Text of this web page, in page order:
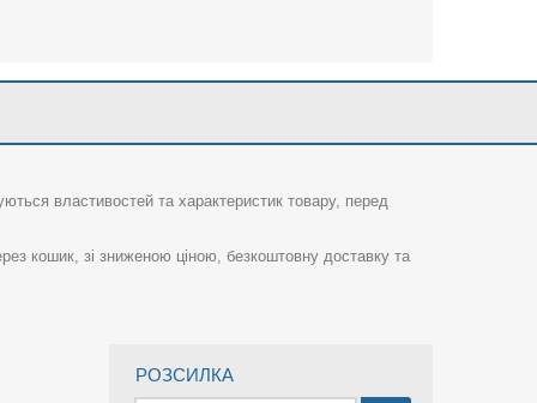
властивостей та характеристик товару, перед
кошик, зі зниженою ціною, безкоштовну доставку та
РОЗСИЛКА